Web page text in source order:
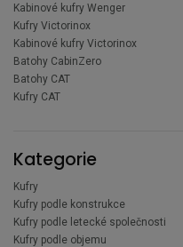
Kabinové kufry Wenger
Kufry Victorinox
Kabinové kufry Victorinox
Batohy CabinZero
Batohy CAT
Kufry CAT
Kategorie
Kufry
Kufry podle konstrukce
Kufry podle letecké společnosti
Kufry podle objemu